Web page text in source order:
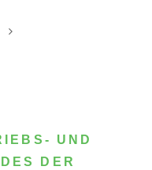
UND
DER